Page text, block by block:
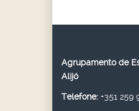
Agrupamento de
Alijó
Telefone: +351 259